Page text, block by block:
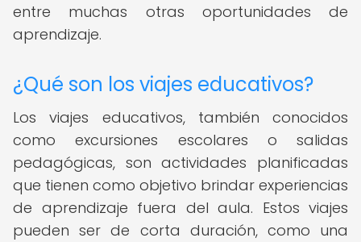
entre muchas otras oportunidades de
aprendizaje.
¿Qué son los viajes educativos?
Los viajes educativos, también conocidos
como excursiones escolares o salidas
pedagógicas, son actividades planificadas
que tienen como objetivo brindar experiencias
de aprendizaje fuera del aula. Estos viajes
pueden ser de corta duración, como una